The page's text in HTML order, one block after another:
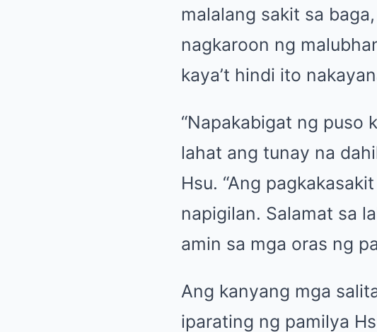
malalang sakit sa
nagkaroon ng
kaya’t hindi ito
“Napakabigat ng puso
lahat ang tunay na
Hsu. “Ang
napigilan. Salamat sa
amin sa mga oras ng
Ang kanyang mga
iparating ng pamilya